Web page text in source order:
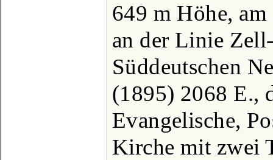
649 m Höhe,
an der Linie
Süddeutschen
(1895) 2068 E.,
Evangelische,
Kirche mit zwei